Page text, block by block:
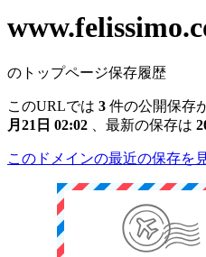
のトップページ保存履歴
このURLでは 3 件の公開保存
月21日 02:02
、最新の保存は
このドメインの最近の保存を